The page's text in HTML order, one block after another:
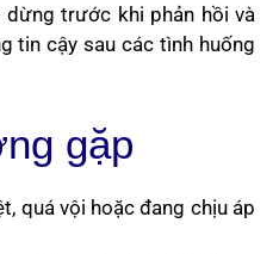
trước khi phản hồi và
tin cậy sau các tình huống
gặp
quá vội hoặc đang chịu áp